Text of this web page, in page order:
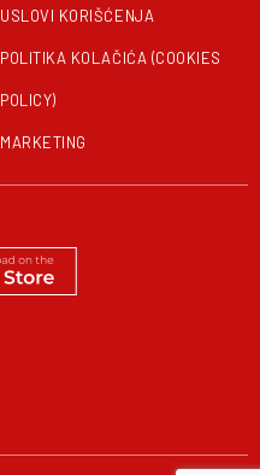
USLOVI KORIŠĆENJA
POLITIKA KOLAČIĆA (COOKIES
POLICY)
MARKETING